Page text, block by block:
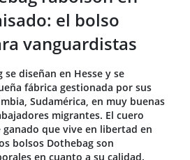
el bolso
vanguardistas
diseñan en Hesse y se
fábrica gestionada por sus
Sudamérica, en muy buenas
migrantes. El cuero
que vive en libertad en
bolsos Dothebag son
en cuanto a su calidad.